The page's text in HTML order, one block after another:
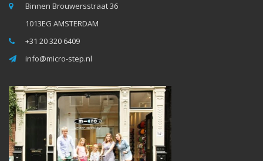
Binnen Brouwersstraat 36
1013EG AMSTERDAM
+31 20 320 6409
info@micro-step.nl